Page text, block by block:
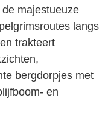
majestueuze
langs
trakteert
bergdorpjes met
en